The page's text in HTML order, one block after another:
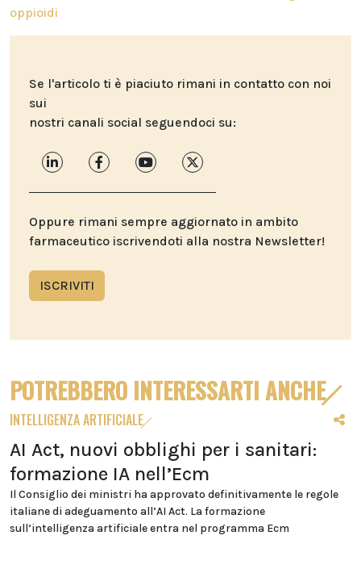
oppioidi
Se l'articolo ti è piaciuto rimani in contatto con noi
sui
nostri canali social seguendoci su:
Oppure rimani sempre aggiornato in ambito
farmaceutico iscrivendoti alla nostra Newsletter!
ISCRIVITI
POTREBBERO INTERESSARTI ANCHE
INTELLIGENZA ARTIFICIALE
AI Act, nuovi obblighi per i sanitari:
formazione IA nell’Ecm
Il Consiglio dei ministri ha approvato definitivamente le regole
italiane di adeguamento all’AI Act. La formazione
sull’intelligenza artificiale entra nel programma Ecm